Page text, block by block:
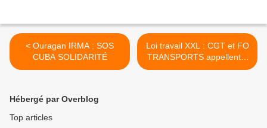
< Ouragan IRMA : SOS
CUBA SOLIDARITÉ
Loi travail XXL : CGT et FO
TRANSPORTS appellent à
la GRÈVE à partir du 25
Hébergé par Overblog
Top articles